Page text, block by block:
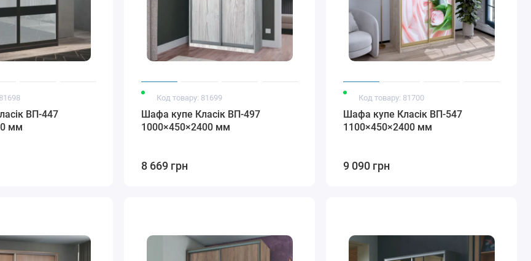
ВП-447
мм
Код товару: 81699
Шафа купе Класік ВП-497
1000×450×2400 мм
8 669 грн
Код товару: 81700
Шафа купе Класік ВП-547
1100×450×2400 мм
9 090 грн